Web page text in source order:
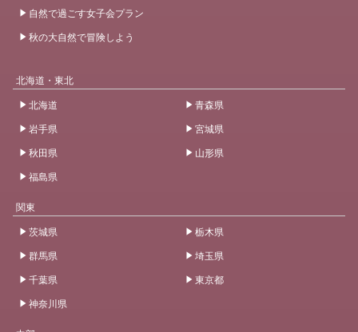
自然で過ごす女子会プラン
秋の大自然で冒険しよう
北海道・東北
北海道
青森県
岩手県
宮城県
秋田県
山形県
福島県
関東
茨城県
栃木県
群馬県
埼玉県
千葉県
東京都
神奈川県